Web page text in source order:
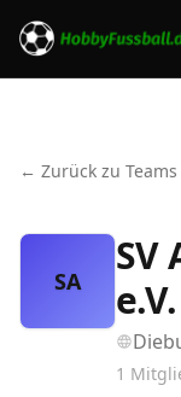
← Zurück zu
SA
SV
e.V.
1